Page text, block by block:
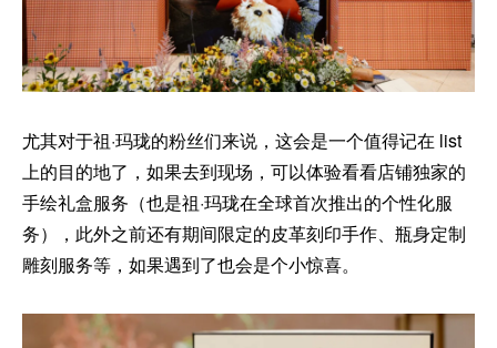
尤其对于祖·玛珑的粉丝们来说，这会是一个值得记在 list
上的目的地了，如果去到现场，可以体验看看店铺独家的
手绘礼盒服务（也是祖·玛珑在全球首次推出的个性化服
务），此外之前还有期间限定的皮革刻印手作、瓶身定制
雕刻服务等，如果遇到了也会是个小惊喜。